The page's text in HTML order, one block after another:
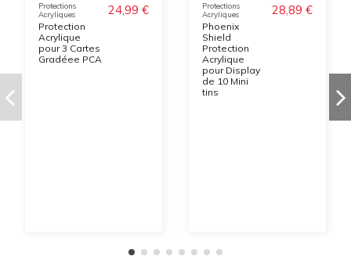
Protections
Acryliques
Protection
Acrylique
pour 3 Cartes
Gradéee PCA
24,99 €
Protections
Acryliques
Phoenix
Shield
Protection
Acrylique
pour Display
de 10 Mini
tins
28,89 €